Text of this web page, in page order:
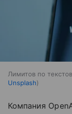
Лимитов по
Unsplash
Компания